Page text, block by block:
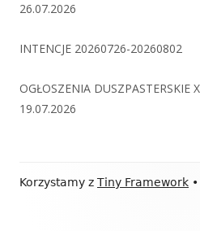
26.07.2026
INTENCJE 20260726-20260802
OGŁOSZENIA DUSZPASTERSKIE
19.07.2026
Zawartość
Korzystamy z Tiny Framework •